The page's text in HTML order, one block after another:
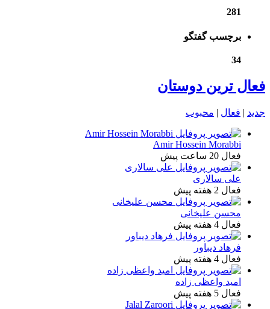
281
برچسب گفتگو
34
فعال ترین دوستان
جدید | فعال | محبوب
Amir Hossein Morabbi
فعال 20 ساعت پیش
علی سالاری
فعال 2 هفته پیش
محسن علیخانی
فعال 4 هفته پیش
فرهاد دیباور
فعال 4 هفته پیش
امید واعظی زاده
فعال 5 هفته پیش